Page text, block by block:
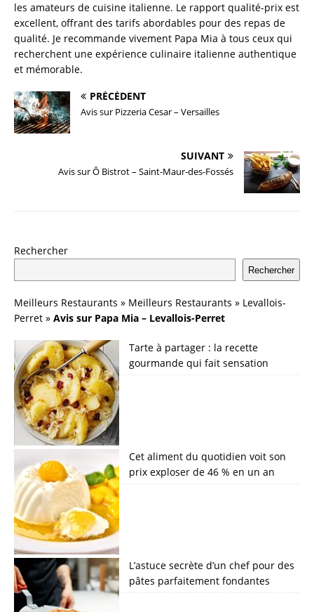
les amateurs de cuisine italienne. Le rapport qualité-prix est
excellent, offrant des tarifs abordables pour des repas de
qualité. Je recommande vivement Papa Mia à tous ceux qui
recherchent une expérience culinaire italienne authentique
et mémorable.
PRÉCÉDENT
Avis sur Pizzeria Cesar – Versailles
SUIVANT
Avis sur Ô Bistrot – Saint-Maur-des-Fossés
Rechercher
Rechercher
Meilleurs Restaurants » Meilleurs Restaurants » Levallois-
Perret » Avis sur Papa Mia – Levallois-Perret
Tarte à partager : la recette
gourmande qui fait sensation
Cet aliment du quotidien voit son
prix exploser de 46 % en un an
L’astuce secrète d’un chef pour des
pâtes parfaitement fondantes